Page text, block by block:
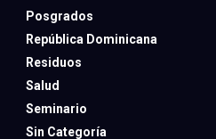
Posgrados
República Dominicana
Residuos
Salud
Seminario
Sin Categoría